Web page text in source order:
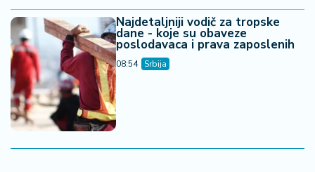
Najdetaljniji vodič za tropske
dane - koje su obaveze
poslodavaca i prava zaposlenih
08:54 Srbija